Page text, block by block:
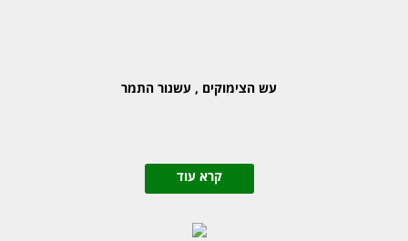
עש הצימוקים , עשנור התמר
קרא עוד